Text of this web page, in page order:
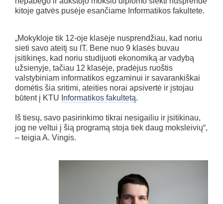
kitoje gatvės pusėje esančiame Informatikos fakultete.
„Mokykloje tik 12-oje klasėje nusprendžiau, kad noriu
sieti savo ateitį su IT. Bene nuo 9 klasės buvau
įsitikinęs, kad noriu studijuoti ekonomiką ar vadybą
užsienyje, tačiau 12 klasėje, pradėjus ruoštis
valstybiniam informatikos egzaminui ir savarankiškai
domėtis šia sritimi, ateities norai apsivertė ir įstojau
būtent į KTU Informatikos fakultetą.
Iš tiesų, savo pasirinkimo tikrai nesigailiu ir įsitikinau,
jog ne veltui į šią programą stoja tiek daug moksleivių“,
– teigia A. Vingis.